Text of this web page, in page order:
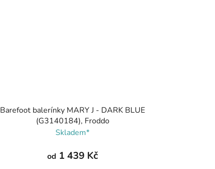
Barefoot balerínky MARY J - DARK BLUE
(G3140184), Froddo
Skladem*
od 1 439 Kč